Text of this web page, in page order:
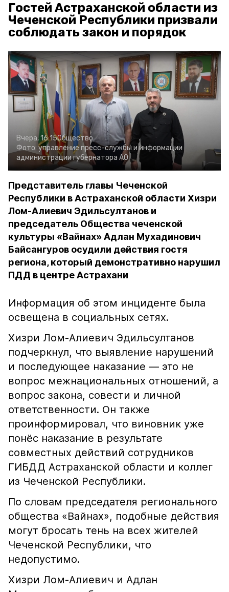
Гостей Астраханской области из
Чеченской Республики призвали
соблюдать закон и порядок
Вчера, 16:15Общество
Фото: управление пресс-службы и информации
администрации губернатора АО
Представитель главы Чеченской
Республики в Астраханской области Хизри
Лом-Алиевич Эдильсултанов и
председатель Общества чеченской
культуры «Вайнах» Адлан Мухадинович
Байсангуров осудили действия гостя
региона, который демонстративно нарушил
ПДД в центре Астрахани
Информация об этом инциденте была
освещена в социальных сетях.
Хизри Лом-Алиевич Эдильсултанов
подчеркнул, что выявление нарушений
и последующее наказание — это не
вопрос межнациональных отношений, а
вопрос закона, совести и личной
ответственности. Он также
проинформировал, что виновник уже
понёс наказание в результате
совместных действий сотрудников
ГИБДД Астраханской области и коллег
из Чеченской Республики.
По словам председателя регионального
общества «Вайнах», подобные действия
могут бросать тень на всех жителей
Чеченской Республики, что
недопустимо.
Хизри Лом-Алиевич и Адлан